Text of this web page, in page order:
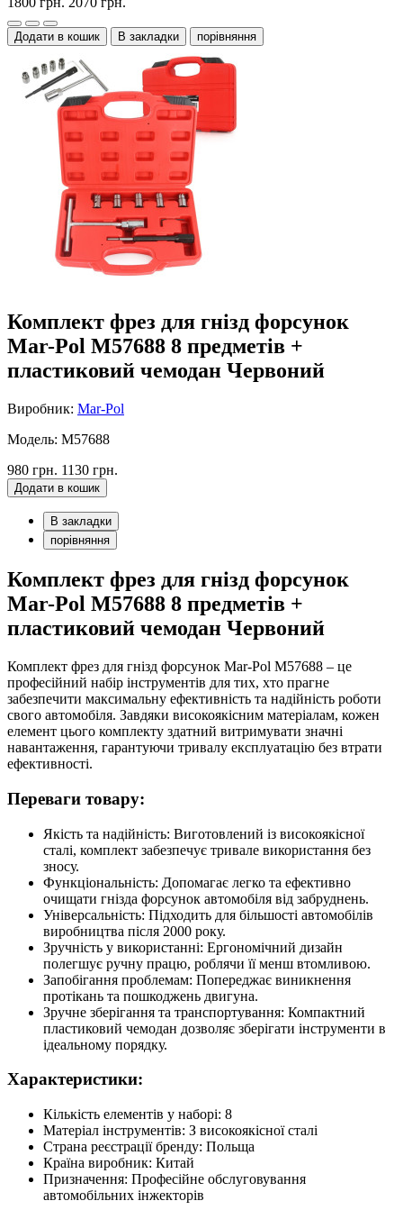
Додати в кошик В закладки порівняння
Комплект фрез для гнізд форсунок
Mar-Pol M57688 8 предметів +
пластиковий чемодан Червоний
Виробник: Mar-Pol
Модель: M57688
980 грн. 1130 грн.
Додати в кошик
В закладки
порівняння
Комплект фрез для гнізд форсунок
Mar-Pol M57688 8 предметів +
пластиковий чемодан Червоний
Комплект фрез для гнізд форсунок Mar-Pol M57688 – це
професійний набір інструментів для тих, хто прагне
забезпечити максимальну ефективність та надійність роботи
свого автомобіля. Завдяки високоякісним матеріалам, кожен
елемент цього комплекту здатний витримувати значні
навантаження, гарантуючи тривалу експлуатацію без втрати
ефективності.
Переваги товару:
Якість та надійність: Виготовлений із високоякісної
сталі, комплект забезпечує тривале використання без
зносу.
Функціональність: Допомагає легко та ефективно
очищати гнізда форсунок автомобіля від забруднень.
Універсальність: Підходить для більшості автомобілів
виробництва після 2000 року.
Зручність у використанні: Ергономічний дизайн
полегшує ручну працю, роблячи її менш втомливою.
Запобігання проблемам: Попереджає виникнення
протікань та пошкоджень двигуна.
Зручне зберігання та транспортування: Компактний
пластиковий чемодан дозволяє зберігати інструменти в
ідеальному порядку.
Характеристики:
Кількість елементів у наборі: 8
Матеріал інструментів: З високоякісної сталі
Страна реєстрації бренду: Польща
Країна виробник: Китай
Призначення: Професійне обслуговування
автомобільних інжекторів